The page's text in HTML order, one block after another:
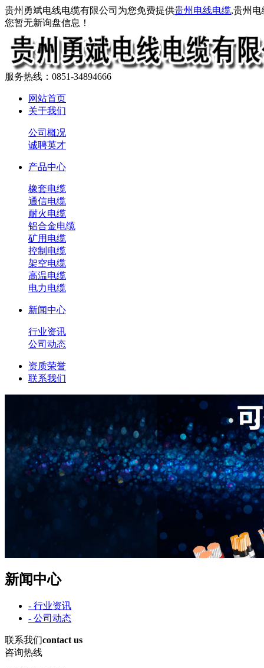
贵州勇斌电线电缆有限公司为您免费提供贵州电线电缆,贵州
您暂无新询盘信息！
服务热线：0851-34894666
网站首页
关于我们
公司概况
诚聘英才
产品中心
橡套电缆
通信电缆
耐火电缆
铝合金电缆
矿用电缆
控制电缆
架空电缆
高温电缆
电力电缆
新闻中心
行业资讯
公司动态
资质荣誉
联系我们
新闻中心
- 行业资讯
- 公司动态
联系我们contact us
咨询热线